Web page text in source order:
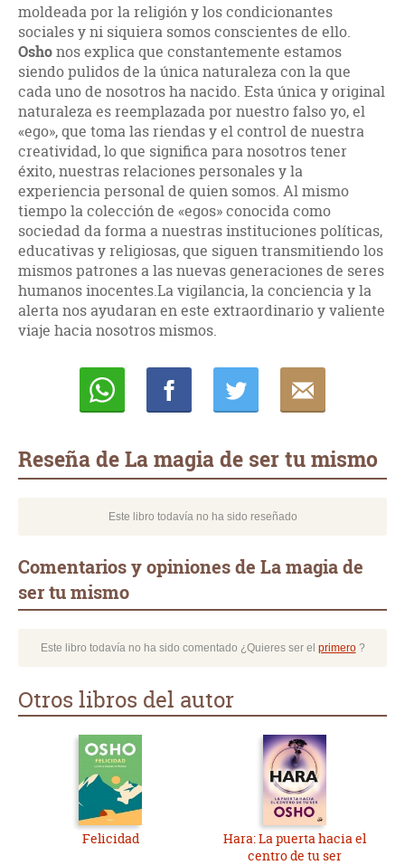
moldeada por la religión y los condicionantes
sociales y ni siquiera somos conscientes de ello.
Oshonos explica que constantemente estamos
siendo pulidos de la única naturaleza con la que
cada uno de nosotros ha nacido. Esta única y original
naturaleza es reemplazada por nuestro falso yo, el
«ego», que toma las riendas y el control de nuestra
creatividad, lo que significa para nosotros tener
éxito, nuestras relaciones personales y la
experiencia personal de quien somos. Al mismo
tiempo la colección de «egos» conocida como
sociedad da forma a nuestras instituciones políticas,
educativas y religiosas, que siguen transmitiendo los
mismos patrones a las nuevas generaciones de seres
humanos inocentes.La vigilancia, la conciencia y la
alerta nos ayudaran en este extraordinario y valiente
viaje hacia nosotros mismos.
Reseña de La magia de ser tu mismo
Este libro todavía no ha sido reseñado
Comentarios y opiniones de La magia de
ser tu mismo
Este libro todavía no ha sido comentado ¿Quieres ser el primero?
Otros libros del autor
Felicidad
Hara: La puerta hacia el
centro de tu ser